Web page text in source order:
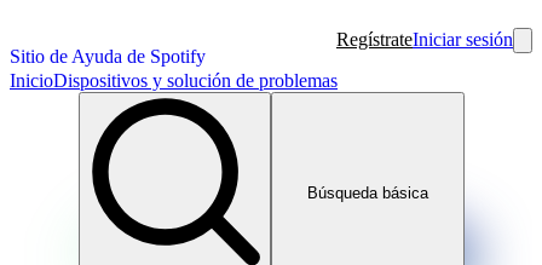
Sitio de Ayuda de Spotify
RegístrateIniciar sesión
InicioDispositivos y solución de problemas
Búsqueda básica